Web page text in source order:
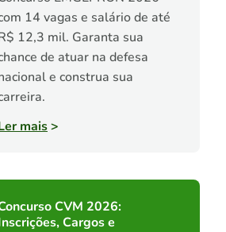
14 vagas e salário de até
12,3 mil. Garanta sua
de atuar na defesa
e construa sua
mais>
CVM 2026:
Cargos e